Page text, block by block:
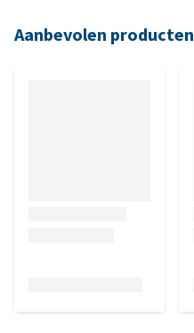
Aanbevolen producten